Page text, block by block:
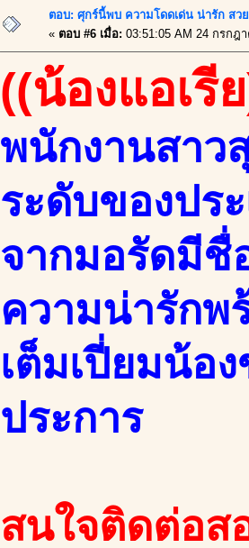
ตอบ: ศุกร์นี้พบ ความโดดเด่น น่ารัก สว
« ตอบ #6 เมื่อ: 03:51:05 AM 24 กรกฎ
((น้องแอเรี
พนักงานสาว
ระดับของปร
จากมอรัดมีชื่
ความน่ารักพ
เต็มเปี่ยมน้อ
ประการ
สนใจติดต่อส